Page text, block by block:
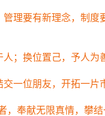
要有新理念，制度
换位置己，予人为
位朋友，开拓一片
，奉献无限真情，攀结